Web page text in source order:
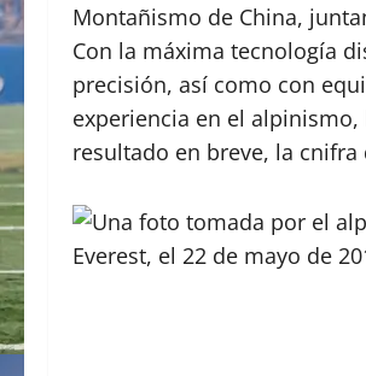
Montañismo de China,
Con la máxima tecnología
precisión, así como con
experiencia en el
resultado en breve, la